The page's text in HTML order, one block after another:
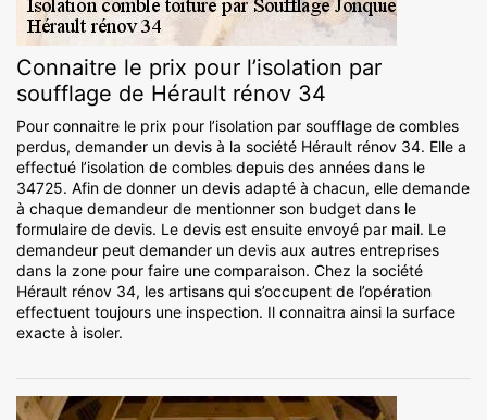
Connaitre le prix pour l’isolation par
soufflage de Hérault rénov 34
Pour connaitre le prix pour l’isolation par soufflage de combles
perdus, demander un devis à la société Hérault rénov 34. Elle a
effectué l’isolation de combles depuis des années dans le
34725. Afin de donner un devis adapté à chacun, elle demande
à chaque demandeur de mentionner son budget dans le
formulaire de devis. Le devis est ensuite envoyé par mail. Le
demandeur peut demander un devis aux autres entreprises
dans la zone pour faire une comparaison. Chez la société
Hérault rénov 34, les artisans qui s’occupent de l’opération
effectuent toujours une inspection. Il connaitra ainsi la surface
exacte à isoler.